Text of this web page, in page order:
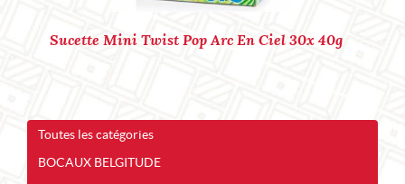
Sucette Mini Twist Pop Arc En Ciel 30x 40g
Toutes les catégories
BOCAUX BELGITUDE